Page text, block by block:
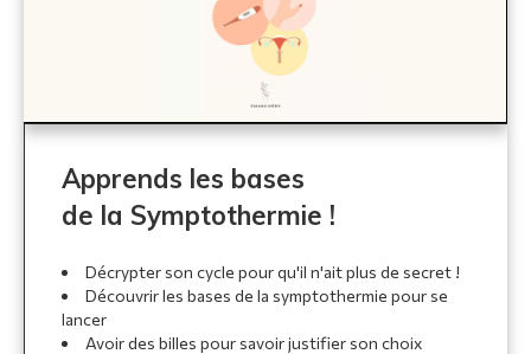
Apprends les bases
de la Symptothermie !
Décrypter son cycle pour qu'il n'ait plus de secret !
Découvrir les bases de la symptothermie pour se
lancer
Avoir des billes pour savoir justifier son choix